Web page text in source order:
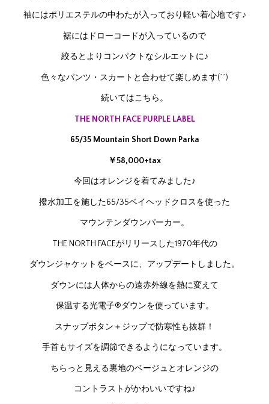
袖にはポリエステルの中わたが入っており軽い着心地です♪
裾にはドローコードが入っているので
絞るとよりコンパクトなシルエットに♪
色々なパンツ・スカートと合わせて楽しめます(^^)
続いてはこちら。
THE NORTH FACE PURPLE LABEL
65/35 Mountain Short Down Parka
￥58,000+tax
今回はオレンジを着てみました♪
撥水加工を施した65/35ベイヘッドクロスを使った
マウンテンダウンパーカー。
THE NORTH FACEがリリースした1970年代の
ダウンジャケットをベースに、アップデートしました。
ダウンには人体からの遠赤外線を熱に変えて
保温する光電子®ダウンを使っています。
スナップボタン＋ジップで防寒性も抜群！
手首もサイズを調節できるようになっています。
ちらっと見える裏地のベージュとオレンジの
コントラストがかわいいですね♪